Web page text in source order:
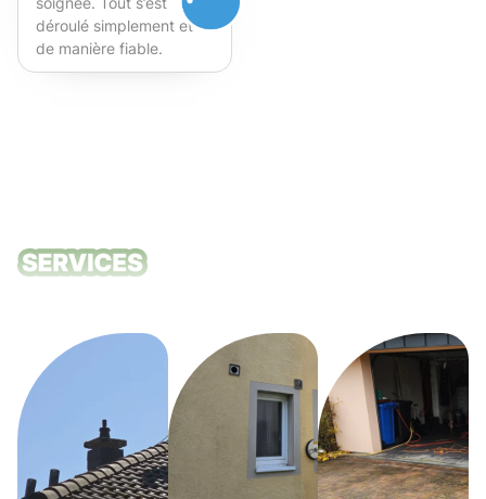
déroulé simplement et
de manière fiable.
Fortement recommandé !